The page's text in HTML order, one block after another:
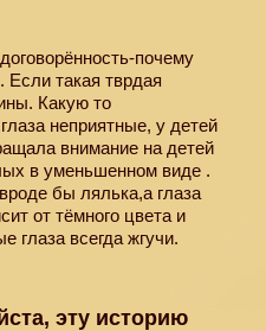
почему
такая тврдая
Какую то
неприятные, у детей
внимание на детей
в уменьшенном виде .
бы лялька,а глаза
от тёмного цвета и
глаза всегда жгучи.
эту историю